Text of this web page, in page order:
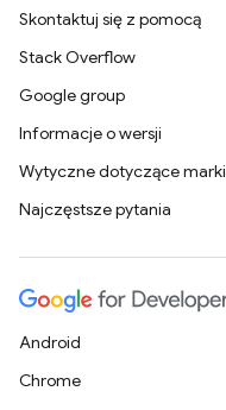
Skontaktuj się z pomocą
Stack Overflow
Google group
Informacje o wersji
Wytyczne dotyczące marki
Najczęstsze pytania
Android
Chrome